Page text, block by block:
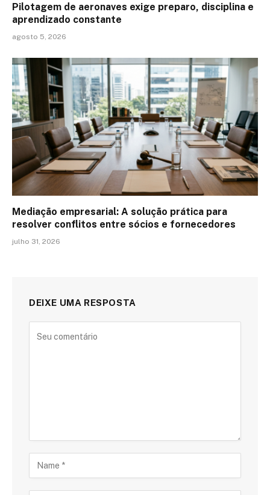
Pilotagem de aeronaves exige preparo, disciplina e
aprendizado constante
agosto 5, 2026
Mediação empresarial: A solução prática para
resolver conflitos entre sócios e fornecedores
julho 31, 2026
DEIXE UMA RESPOSTA